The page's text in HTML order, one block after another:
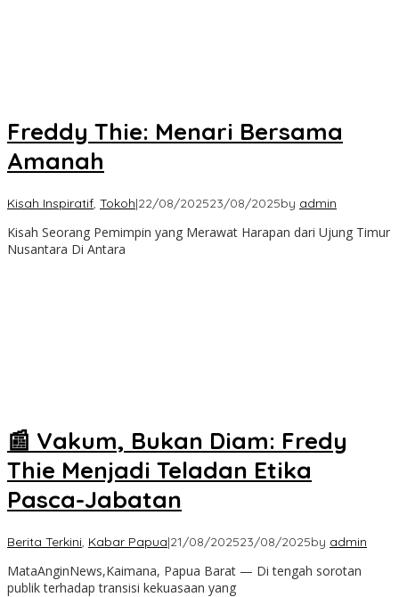
Freddy Thie: Menari Bersama
Amanah
Kisah Inspiratif, Tokoh|22/08/202523/08/2025by admin
Kisah Seorang Pemimpin yang Merawat Harapan dari Ujung Timur
Nusantara Di Antara
📰 Vakum, Bukan Diam: Fredy
Thie Menjadi Teladan Etika
Pasca-Jabatan
Berita Terkini, Kabar Papua|21/08/202523/08/2025by admin
MataAnginNews,Kaimana, Papua Barat — Di tengah sorotan
publik terhadap transisi kekuasaan yang